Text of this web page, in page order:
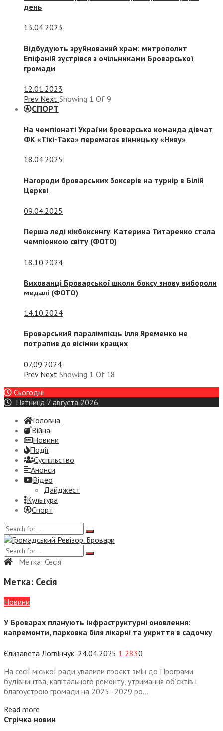
день
13.04.2023
Відбудують зруйнований храм: митрополит
Епіфаній зустрівся з очільниками Броварської
громади
12.01.2023
Prev Next Showing 1 Of 9
СПОРТ
На чемпіонаті України броварська команда дівчат
ФК «Тікі-Така» перемагає вінницьку «Ниву»
18.04.2025
Нагороди броварських боксерів на турнір в Білій
Церкві
09.04.2025
Перша леді кікбоксингу: Катерина Титаренко стала
чемпіонкою світу (ФОТО)
18.10.2024
Вихованці Броварської школи боксу знову вибороли
медалі (ФОТО)
14.10.2024
Броварський паралімпієць Ілля Яременко не
потрапив до вісімки кращих
07.09.2024
Prev Next Showing 1 Of 18
Сьогодні
Пятница 7 августа 2026
Головна
Війна
Новини
Події
Суспiльство
Анонси
Відео
Дайджест
Культура
Спорт
Метка: Сесія
Метка: Сесія
Новини
У Броварах планують інфраструктурні оновлення:
капремонти, парковка біля лікарні та укриття в садочку
Єлизавета Логвінчук— 24.04.2025 1 2830
На сесії міської ради увалили проєкт змін до Програми
будівництва, капітального ремонту, утримання об’єктів і
благоустрою громади на 2025–2029 ро...
Read more
Стрічка новин